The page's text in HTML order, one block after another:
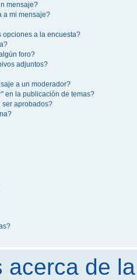
mensaje?
a mi mensaje?
opciones a la encuesta?
foro?
adjuntos?
a un moderador?
en la publicación de temas?
ser aprobados?
acerca de